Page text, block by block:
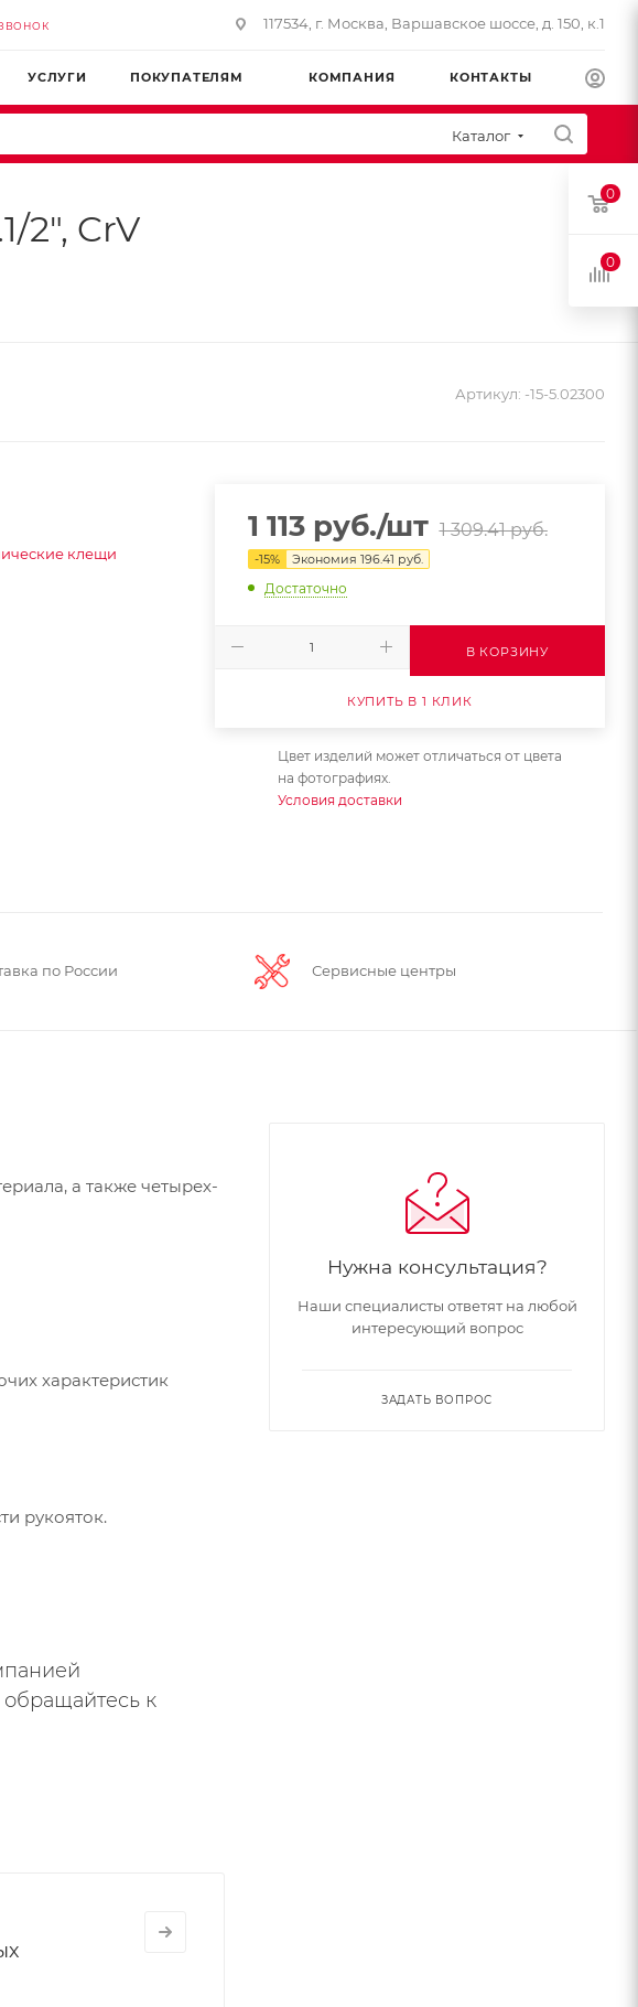
117534, г. Москва, Варшавское шоссе, д. 150, к.1
УСЛУГИ ПОКУПАТЕЛЯМ КОМПАНИЯ КОНТАКТЫ
Каталог
2", CrV
Артикул: -15-5.02300
клещи
1 113руб./шт 1 309.41руб.
-15% Экономия 196.41 руб.
Достаточно
В КОРЗИНУ
КУПИТЬ В 1 КЛИК
Цвет изделий может отличаться от цвета
на фотографиях.
Условия доставки
по России Сервисные центры
а также четырех-
характеристик
рукояток.
Нужна консультация?
Наши специалисты ответят на любой
интересующий вопрос
ЗАДАТЬ ВОПРОС
0
0